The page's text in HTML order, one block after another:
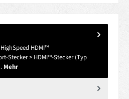
HDMI™
Stecker > HDMI™-Stecker (Typ
Mehr